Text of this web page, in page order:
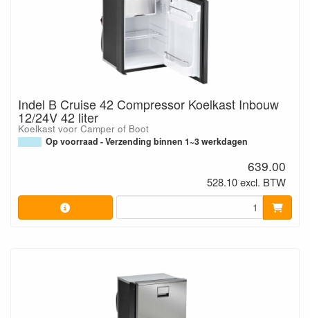
Indel B Cruise 42 Compressor Koelkast Inbouw
12/24V 42 liter
Koelkast voor Camper of Boot
Op voorraad - Verzending binnen 1~3 werkdagen
639.00
528.10 excl. BTW